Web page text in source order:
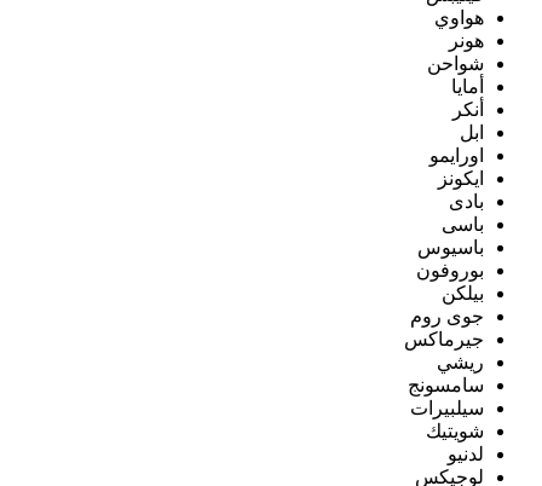
هواوي
هونر
شواحن
أمايا
أنكر
ابل
اورايمو
ايكونز
بادى
باسى
باسيوس
بوروفون
بيلكن
جوى روم
جيرماكس
ريشي
سامسونج
سيلبيرات
شويتيك
لدنيو
لوجيكس